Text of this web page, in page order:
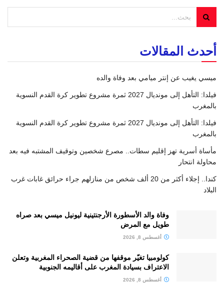
أحدث المقالات
ميسي يغيب عن إنتر ميامي بعد وفاة والده
فيلدا: التأهل إلى مونديال 2027 ثمرة مشروع تطوير كرة القدم النسوية
بالمغرب
فيلدا: التأهل إلى مونديال 2027 ثمرة مشروع تطوير كرة القدم النسوية
بالمغرب
مأساة أسرية تهز إقليم سطات.. مصرع شخصين وتوقيف المشتبه فيه بعد
محاولة انتحار
كندا.. إجلاء أكثر من 20 ألف شخص من منازلهم جراء حرائق غابات غرب
البلاد
وفاة والد الأسطورة الأرجنتينية ليونيل ميسي بعد صراه
طويل مع المرض
أغسطس 8, 2026
كولومبيا تغيّر موقفها من قضية الصحراء المغربية وتعلن
الاعتراف بسيادة المغرب على أقاليمه الجنوبية
أغسطس 8, 2026